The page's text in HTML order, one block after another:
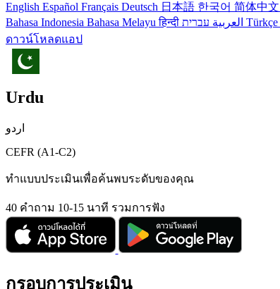
English Español Français Deutsch 日本語 한국어 简体中文
Bahasa Indonesia Bahasa Melayuहिन्दी العربية Türkçe
ดาวน์โหลดแอป
Urdu
اردو
CEFR (A1-C2)
ทำแบบประเมินเพื่อค้นพบระดับของคุณ
40 คำถาม 10-15 นาที รวมการฟัง
กรอบการประเมิน